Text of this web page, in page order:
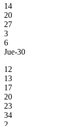
14
20
27
3
6
Jue-30
12
13
17
20
23
34
2